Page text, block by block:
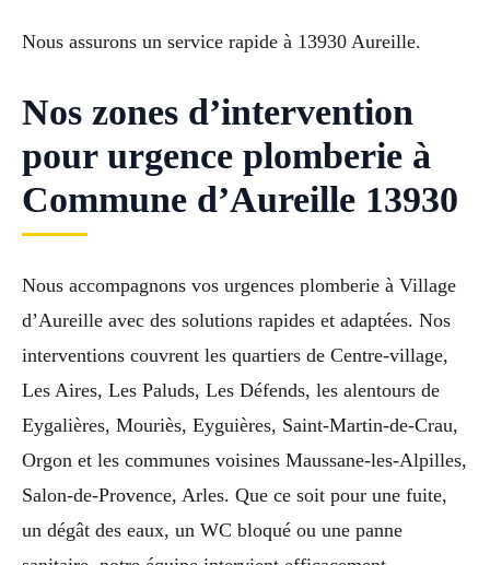
Nous assurons un service rapide à 13930 Aureille.
Nos zones d’intervention
pour urgence plomberie à
Commune d’Aureille 13930
Nous accompagnons vos urgences plomberie à Village
d’Aureille avec des solutions rapides et adaptées. Nos
interventions couvrent les quartiers de Centre-village,
Les Aires, Les Paluds, Les Défends, les alentours de
Eygalières, Mouriès, Eyguières, Saint-Martin-de-Crau,
Orgon et les communes voisines Maussane-les-Alpilles,
Salon-de-Provence, Arles. Que ce soit pour une fuite,
un dégât des eaux, un WC bloqué ou une panne